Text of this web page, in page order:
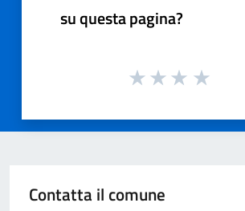
su questa pagina?
Contatta il comune